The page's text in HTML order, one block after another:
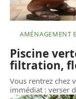
AMÉNAGEMENT
Piscine
filtration,
Vous rentrez chez
immédiat : verser